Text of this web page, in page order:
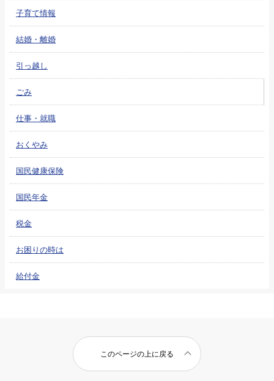
子育て情報
結婚・離婚
引っ越し
ごみ
仕事・就職
おくやみ
国民健康保険
国民年金
税金
お困りの時は
給付金
このページの上に戻る